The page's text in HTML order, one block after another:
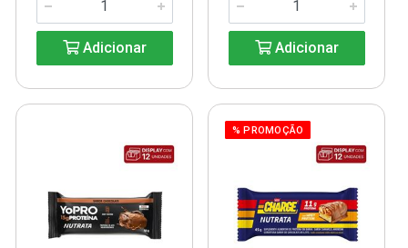
Adicionar Adicionar
% PROMOÇÃO